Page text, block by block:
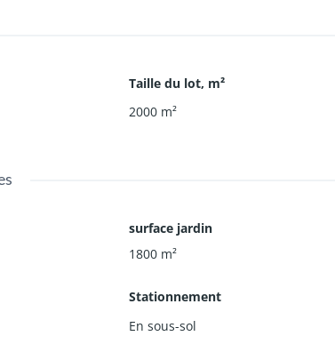
garage pouvant accueillir 2 véhicules légers.
Taille du lot, m²
2000 m²
surface jardin
1800 m²
Stationnement
En sous-sol